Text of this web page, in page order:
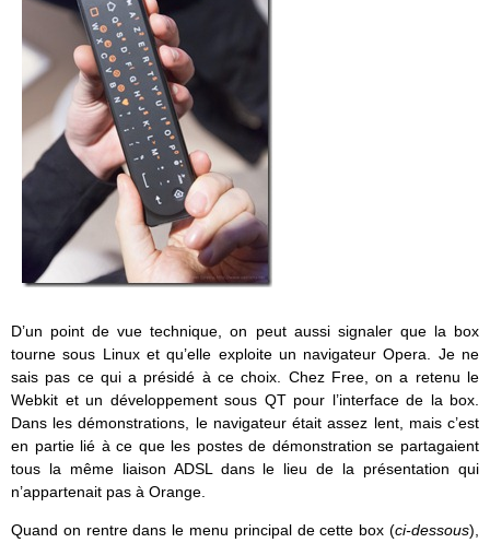
D’un point de vue technique, on peut aussi signaler que la box
tourne sous Linux et qu’elle exploite un navigateur Opera. Je ne
sais pas ce qui a présidé à ce choix. Chez Free, on a retenu le
Webkit et un développement sous QT pour l’interface de la box.
Dans les démonstrations, le navigateur était assez lent, mais c’est
en partie lié à ce que les postes de démonstration se partagaient
tous la même liaison ADSL dans le lieu de la présentation qui
n’appartenait pas à Orange.
Quand on rentre dans le menu principal de cette box (ci-dessous),